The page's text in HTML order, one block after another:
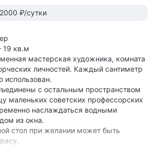
₽/сутки
19 кв.м
мастерская художника, комната
личностей. Каждый сантиметр
использован.
с остальным пространством
маленьких советских профессорских
наслаждаться водными
из окна.
стол при желании может быть